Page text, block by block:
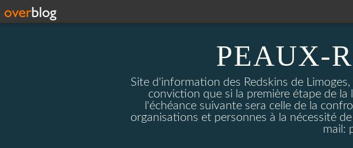
PEAUX-
Site d'information des Redskins de
conviction que si la première étape de
l'échéance suivante sera celle de la
organisations et personnes à la nécessité
mail: